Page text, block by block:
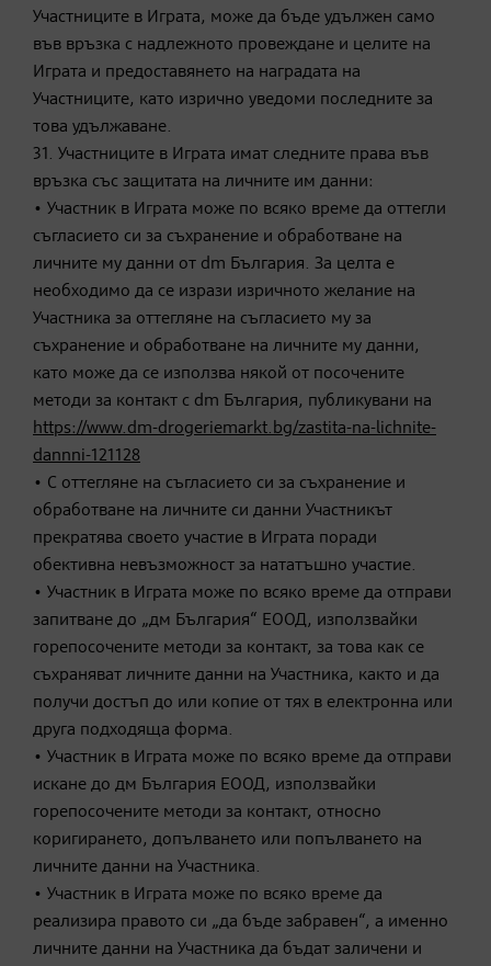
Участниците в Играта, може да бъде удължен само
във връзка с надлежното провеждане и целите на
Играта и предоставянето на наградата на
Участниците, като изрично уведоми последните за
това удължаване.
31. Участниците в Играта имат следните права във
връзка със защитата на личните им данни:
• Участник в Играта може по всяко време да оттегли
съгласието си за съхранение и обработване на
личните му данни от dm България. За целта е
необходимо да се изрази изричното желание на
Участника за оттегляне на съгласието му за
съхранение и обработване на личните му данни,
като може да се използва някой от посочените
методи за контакт с dm България, публикувани на
https://www.dm-drogeriemarkt.bg/zastita-na-lichnite-
dannni-121128
• С оттегляне на съгласието си за съхранение и
обработване на личните си данни Участникът
прекратява своето участие в Играта поради
обективна невъзможност за нататъшно участие.
• Участник в Играта може по всяко време да отправи
запитване до „дм България“ ЕООД, използвайки
горепосочените методи за контакт, за това как се
съхраняват личните данни на Участника, както и да
получи достъп до или копие от тях в електронна или
друга подходяща форма.
• Участник в Играта може по всяко време да отправи
искане до дм България ЕООД, използвайки
горепосочените методи за контакт, относно
коригирането, допълването или попълването на
личните данни на Участника.
• Участник в Играта може по всяко време да
реализира правото си „да бъде забравен“, а именно
личните данни на Участника да бъдат заличени и